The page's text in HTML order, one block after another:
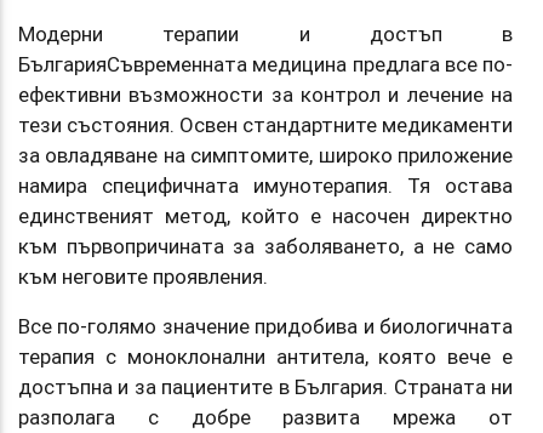
Модерни терапии и достъп в
БългарияСъвременната медицина предлага все по-
ефективни възможности за контрол и лечение на
тези състояния. Освен стандартните медикаменти
за овладяване на симптомите, широко приложение
намира специфичната имунотерапия. Тя остава
единственият метод, който е насочен директно
към първопричината за заболяването, а не само
към неговите проявления.
Все по-голямо значение придобива и биологичната
терапия с моноклонални антитела, която вече е
достъпна и за пациентите в България. Страната ни
разполага с добре развита мрежа от